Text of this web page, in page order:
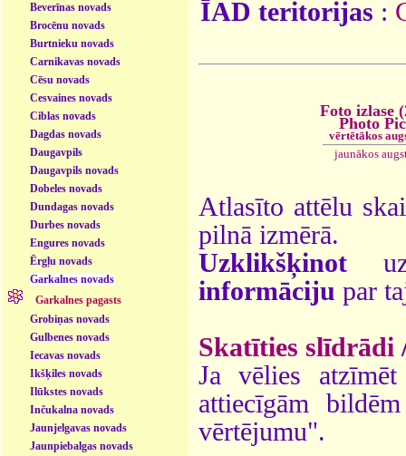
Beverīnas novads
Brocēnu novads
Burtnieku novads
Carnikavas novads
Cēsu novads
Cesvaines novads
Ciblas novads
Dagdas novads
Daugavpils
Daugavpils novads
Dobeles novads
Dundagas novads
Durbes novads
Engures novads
Ērgļu novads
Garkalnes novads
Garkalnes pagasts
Grobiņas novads
Gulbenes novads
Iecavas novads
Ikšķiles novads
Ilūkstes novads
Inčukalna novads
Jaunjelgavas novads
Jaunpiebalgas novads
ĪAD teritorijas :
Foto izlase
Photo
vērtētākos
jaunākos
Atlasīto attēlu
pilnā izmērā.
Uzklikšķinot
informāciju par
Skatīties slīdrādi
Ja vēlies
attiecīgām
vērtējumu".